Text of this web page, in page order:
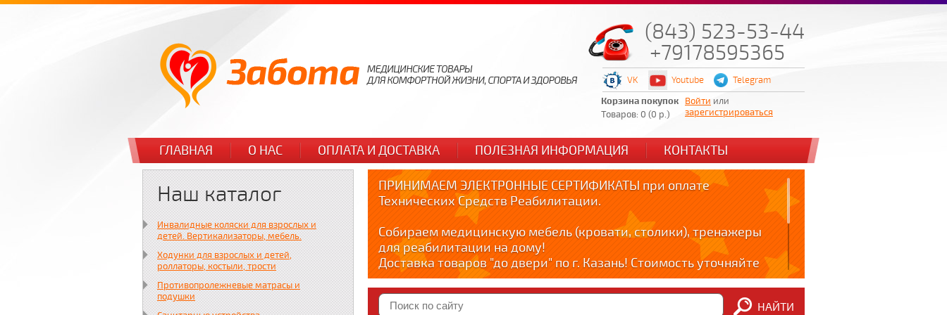
(843) 523-53-44
+79178595365
VK Youtube
Telegram
Корзина покупок
Товаров: 0 (0 р.)
Войти или
зарегистрироваться
ГЛАВНАЯ О НАС ОПЛАТА И ДОСТАВКА ПОЛЕЗНАЯ ИНФОРМАЦИЯ КОНТАКТЫ
Наш каталог
Инвалидные коляски для взрослых и
детей. Вертикализаторы, мебель.
Ходунки для взрослых и детей,
роллаторы, костыли, трости
Противопролежневые матрасы и
подушки
ПРИНИМАЕМ ЭЛЕКТРОННЫЕ СЕРТИФИКАТЫ при оплате
Технических Средств Реабилитации.
Собираем медицинскую мебель (кровати, столики), тренажеры
для реабилитации на дому!
Доставка товаров "до двери" по г. Казань! Стоимость уточняйте
по тел. +79178595365
Краткие видео обзоры медицинских товаров!!!
YOUTUBE: youtube.com/@zabota16 ; Теlegram: t.me/zabota16 ;
НАЙТИ